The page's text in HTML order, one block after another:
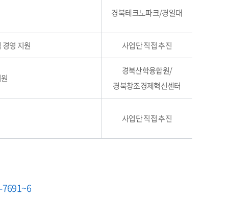
경북테크노파크/경일대
경영 지원 사업단 직접 추진
경북산학융합원/
경북창조경제혁신센터
사업단 직접 추진